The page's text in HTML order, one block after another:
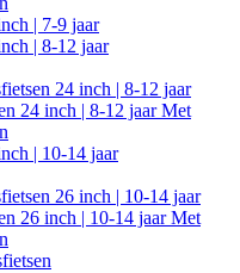
| 7-9 jaar
| 8-12 jaar
24 inch | 8-12 jaar
24 inch | 8-12 jaar Met
| 10-14 jaar
26 inch | 10-14 jaar
26 inch | 10-14 jaar Met